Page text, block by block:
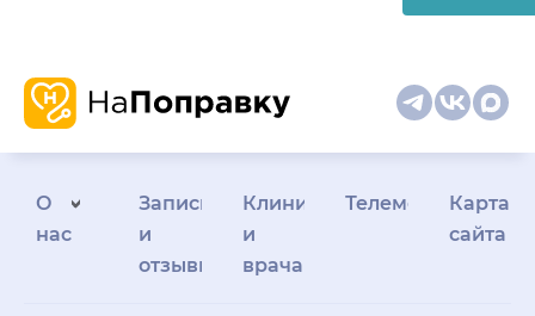
персонал, который
является лицом
аккуратны,
Потрясающая чистота и
О
нас
Запись
и
отзывы
Клиникам
и
врачам
Телемедицина
Карта
сайта